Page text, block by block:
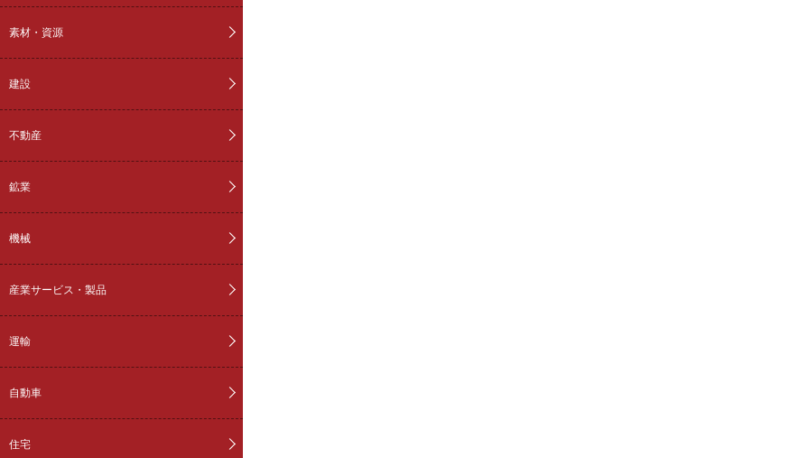
素材・資源
建設
不動産
鉱業
機械
産業サービス・製品
運輸
自動車
住宅